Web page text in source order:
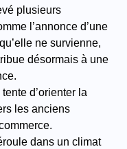
plusieurs
l’annonce d’une
ne survienne,
désormais à une
d’orienter la
les anciens
dans un climat